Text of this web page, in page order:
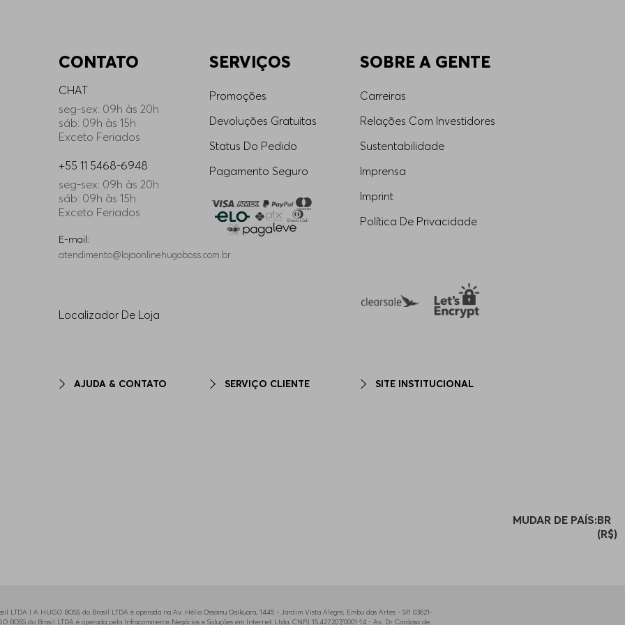
CONTATO
CHAT
seg-sex: 09h às 20h
sáb: 09h às 15h
Exceto Feriados
+55 11 5468-6948
seg-sex: 09h às 20h
sáb: 09h às 15h
Exceto Feriados
E-mail:
atendimento@lojaonlinehugoboss.com.br
Localizador De Loja
AJUDA & CONTATO
SERVIÇOS
Promoções
Devoluções Gratuitas
Status Do Pedido
Pagamento Seguro
SERVIÇO CLIENTE
SOBRE A GENTE
Carreiras
Relações Com Investidores
Sustentabilidade
Imprensa
Imprint
Política De Privacidade
SITE INSTITUCIONAL
MUDAR DE PAÍS:BR
(R$)
LTDA | A HUGO BOSS do Brasil LTDA é operada na Av. Hélio Ossamu Daikuara, 1445 - Jardim Vista Alegre, Embu das Artes - SP, 03621-
BOSS do Brasil LTDA é operada pela Infracommerce Negócios e Soluções em Internet Ltda. CNPJ 15.427.207/0001-14 - Av. Dr Cardoso de